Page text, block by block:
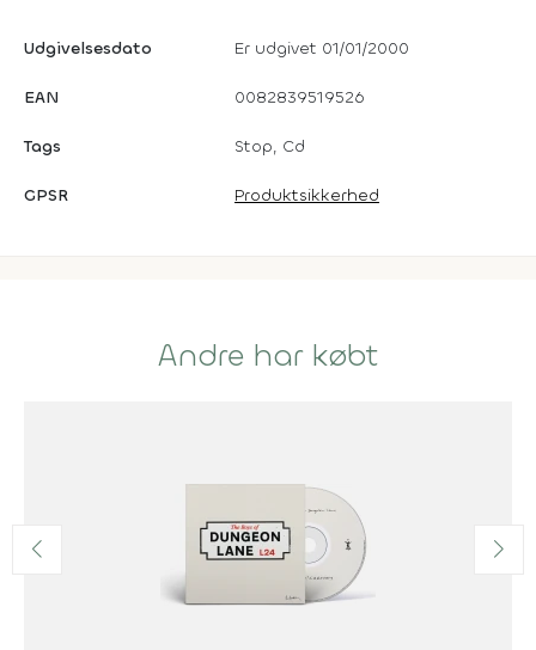
Udgivelsesdato Er udgivet 01/01/2000
EAN 0082839519526
Tags Stop, Cd
GPSR Produktsikkerhed
Andre har købt